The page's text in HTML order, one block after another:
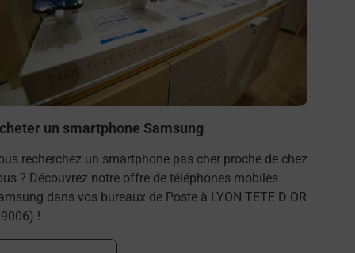
un smartphone Samsung
recherchez un smartphone pas cher proche de chez
? Découvrez notre offre de téléphones mobiles
dans vos bureaux de Poste à LYON TETE D OR
!